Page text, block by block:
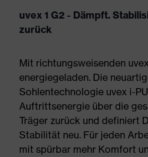
uvex 1 G2 - Dämpft.
zurück
Mit richtungsweisenden
energiegeladen. Die
Sohlentechnologie uvex i-
Auftrittsenergie über die
Träger zurück und definiert
Stabilität neu. Für jeden
mit spürbar mehr Komfort